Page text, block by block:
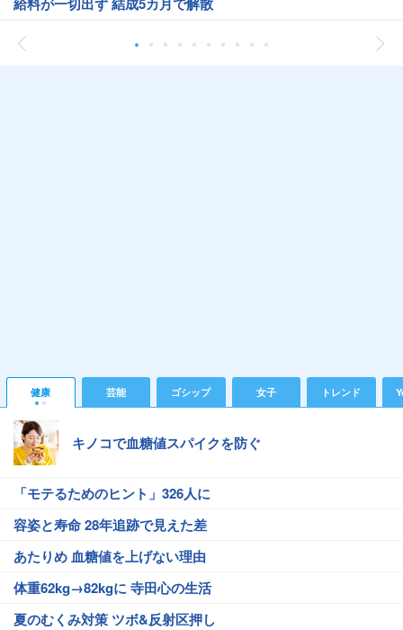
健康 芸能 ゴシップ 女子 トレンド
キノコで血糖値スパイクを防ぐ
「モテるためのヒント」326人に
容姿と寿命 28年追跡で見えた差
あたりめ 血糖値を上げない理由
体重62kg→82kgに 寺田心の生活
夏のむくみ対策 ツボ&反射区押し